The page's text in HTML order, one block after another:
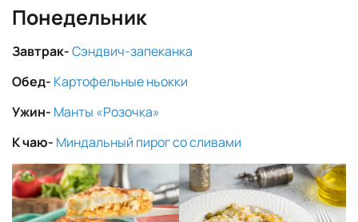
Понедельник
Завтрак-Сэндвич-запеканка
Обед- Картофельные ньокки
Ужин- Манты «Розочка»
К чаю- Миндальный пирог со сливами